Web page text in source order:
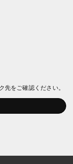
をご確認ください。